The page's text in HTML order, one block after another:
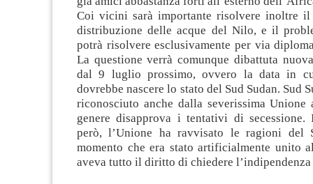
Coi vicini sarà importante risolvere inoltre il
distribuzione delle acque del Nilo, e il
potrà risolvere esclusivamente per via
La questione verrà comunque dibattuta
dal 9 luglio prossimo, ovvero la data in
dovrebbe nascere lo stato del Sud Sudan. Sud
riconosciuto anche dalla severissima Unione
genere disapprova i tentativi di secessione.
però, l’Unione ha ravvisato le ragioni del
momento che era stato artificialmente unito
aveva tutto il diritto di chiedere l’indipendenza